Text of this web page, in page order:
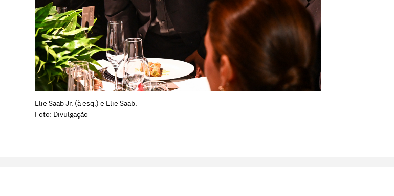
Elie Saab Jr. (à esq.) e Elie Saab.
Foto: Divulgação